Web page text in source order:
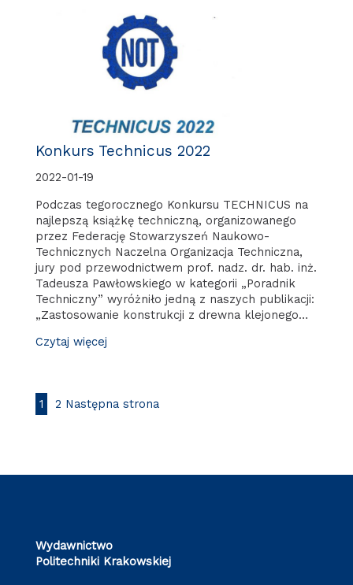
Konkurs Technicus 2022
2022-01-19
Podczas tegorocznego Konkursu TECHNICUS na
najlepszą książkę techniczną, organizowanego
przez Federację Stowarzyszeń Naukowo-
Technicznych Naczelna Organizacja Techniczna,
jury pod przewodnictwem prof. nadz. dr. hab. inż.
Tadeusza Pawłowskiego w kategorii „Poradnik
Techniczny” wyróżniło jedną z naszych publikacji:
„Zastosowanie konstrukcji z drewna klejonego…
Czytaj więcej
1 2 Następna strona
Wydawnictwo
Politechniki Krakowskiej